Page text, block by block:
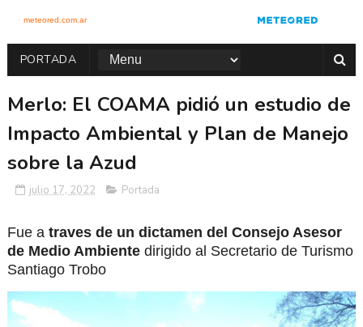
PORTADA
Merlo: El COAMA pidió un estudio de
Impacto Ambiental y Plan de Manejo
sobre la Azud
julio 17, 2022 Portada
Fue a traves de un dictamen del Consejo Asesor
de Medio Ambiente dirigido al Secretario de Turismo
Santiago Trobo